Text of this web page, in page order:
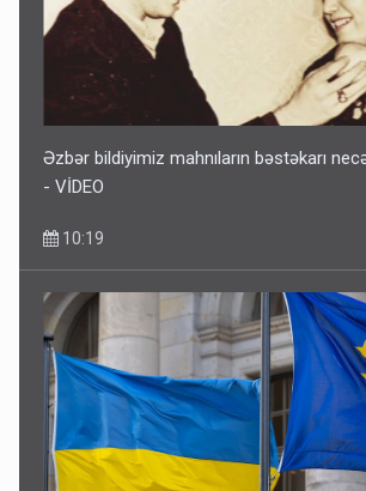
Əzbər bildiyimiz mahnıların bəstəkarı
- VİDEO
10:19